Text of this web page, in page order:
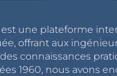
est une plateforme
offrant aux
connaissances
1960, nous avons